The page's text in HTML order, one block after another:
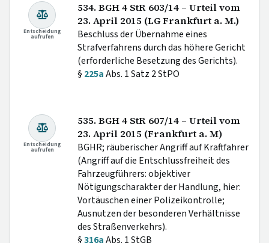
Entscheidung
aufrufen
534. BGH 4 StR 603/14 – Urteil vom
23. April 2015 (LG Frankfurt a. M.)
Beschluss der Übernahme eines
Strafverfahrens durch das höhere Gericht
(erforderliche Besetzung des Gerichts).
§ 225aAbs. 1 Satz 2 StPO
Entscheidung
aufrufen
535. BGH 4 StR 607/14 – Urteil vom
23. April 2015 (Frankfurt a. M)
BGHR; räuberischer Angriff auf Kraftfahrer
(Angriff auf die Entschlussfreiheit des
Fahrzeugführers: objektiver
Nötigungscharakter der Handlung, hier:
Vortäuschen einer Polizeikontrolle;
Ausnutzen der besonderen Verhältnisse
des Straßenverkehrs).
§316aAbs. 1 StGB